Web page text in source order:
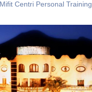
Mifit Centri Personal Training